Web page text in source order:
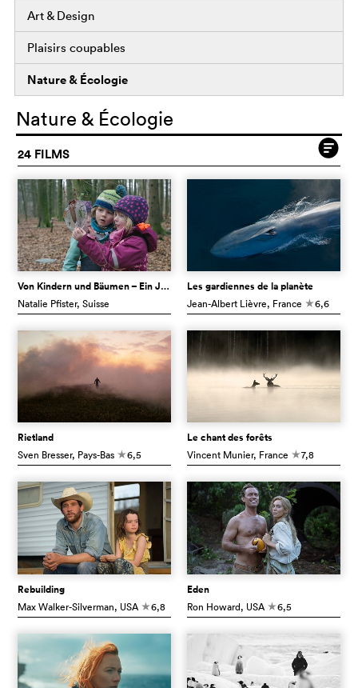
Art & Design
Plaisirs coupables
Nature & Écologie
Nature & Écologie
24 FILMS
Von Kindern und Bäumen – Ein Jahr in der Waldschule
Natalie Pfister, Suisse
Les gardiennes de la planète
Jean-Albert Lièvre, France c6,6
Rietland
Sven Bresser, Pays-Bas c6,5
Le chant des forêts
Vincent Munier, France c7,8
Rebuilding
Max Walker-Silverman, USA c6,8
Eden
Ron Howard, USA c6,5